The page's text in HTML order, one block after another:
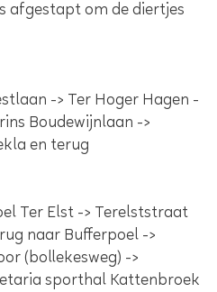
afgestapt om de diertjes
-> Ter Hoger Hagen -
Boudewijnlaan ->
en terug
Ter Elst -> Terelststraat
naar Bufferpoel ->
(bollekesweg) ->
sporthal Kattenbroek